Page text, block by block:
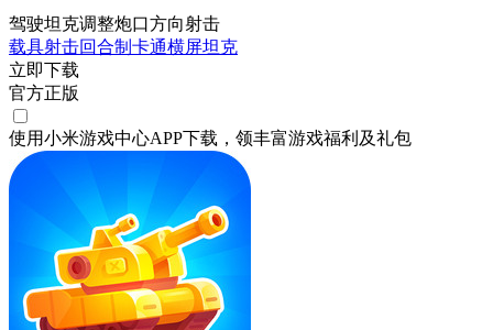
驾驶坦克调整炮口方向射击
载具射击回合制 卡通横屏坦克
立即下载
官方正版
使用小米游戏中心APP下载 ，领丰富游戏福利 及礼包